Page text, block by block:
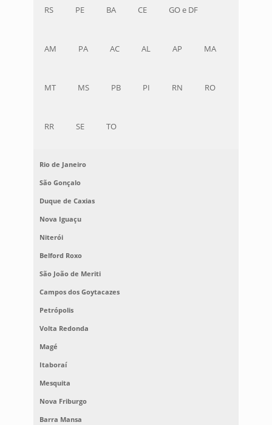
RS PE BA CE GO e DF
AM PA AC AL AP MA
MT MS PB PI RN RO
RR SE TO
Rio de Janeiro
São Gonçalo
Duque de Caxias
Nova Iguaçu
Niterói
Belford Roxo
São João de Meriti
Campos dos Goytacazes
Petrópolis
Volta Redonda
Magé
Itaboraí
Mesquita
Nova Friburgo
Barra Mansa